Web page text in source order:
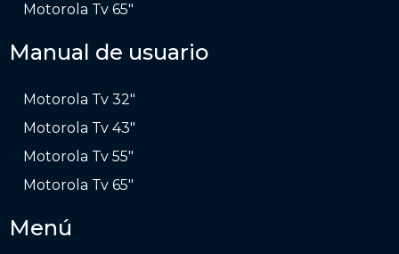
Motorola Tv 65″
Manual de usuario
Motorola Tv 32″
Motorola Tv 43″
Motorola Tv 55″
Motorola Tv 65″
Menú